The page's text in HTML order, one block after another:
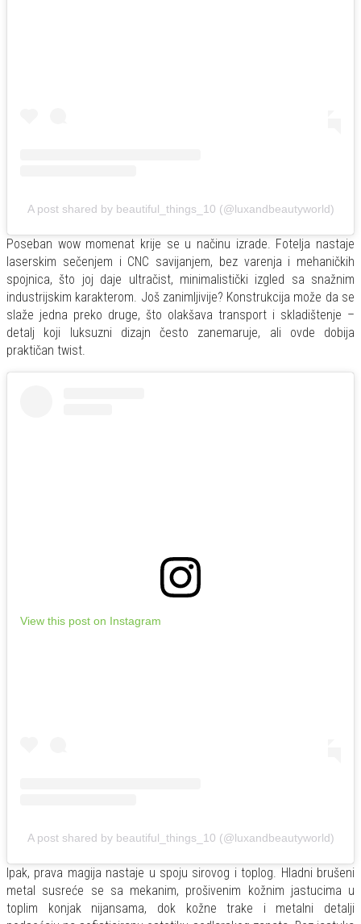
A post shared by beautiful_things_10 (@luxandbeautyworld)
Poseban wow momenat krije se u načinu izrade. Fotelja nastaje
laserskim sečenjem i CNC savijanjem, bez varenja i mehaničkih
spojnica, što joj daje ultračist, minimalistički izgled sa snažnim
industrijskim karakterom. Još zanimljivije? Konstrukcija može da se
slaže jedna preko druge, što olakšava transport i skladištenje –
detalj koji luksuzni dizajn često zanemaruje, ali ovde dobija
praktičan twist.
View this post on Instagram
A post shared by beautiful_things_10 (@luxandbeautyworld)
Ipak, prava magija nastaje u spoju sirovog i toplog. Hladni brušeni
metal susreće se sa mekanim, prošivenim kožnim jastucima u
toplim konjak nijansama, dok kožne trake i metalni detalji